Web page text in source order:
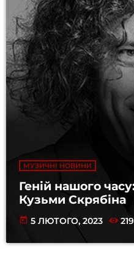
МУЗИЧНІ НОВИНИ
Геній нашого
Кузьми Скрябіна
today 5 ЛЮТОГО, 2023